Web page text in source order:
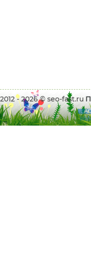
2012 - 2026 © seo-fast.ru